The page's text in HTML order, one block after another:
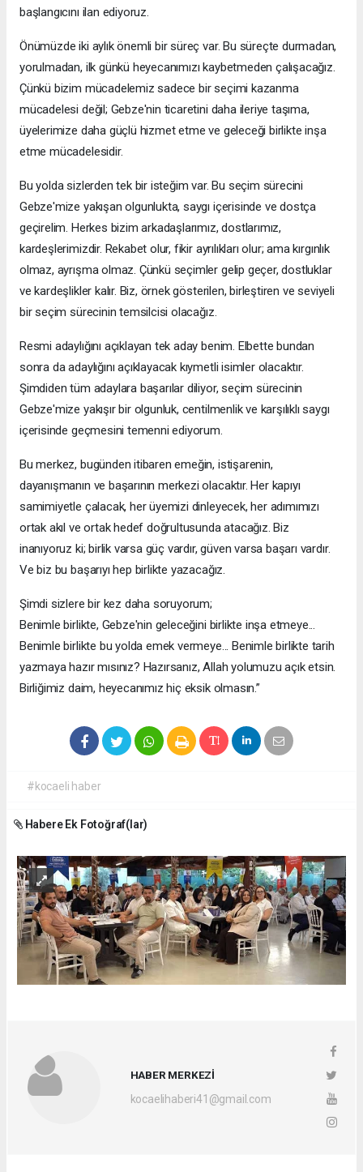
başlangıcını ilan ediyoruz.
Önümüzde iki aylık önemli bir süreç var. Bu süreçte durmadan,
yorulmadan, ilk günkü heyecanımızı kaybetmeden çalışacağız.
Çünkü bizim mücadelemiz sadece bir seçimi kazanma
mücadelesi değil; Gebze'nin ticaretini daha ileriye taşıma,
üyelerimize daha güçlü hizmet etme ve geleceği birlikte inşa
etme mücadelesidir.
Bu yolda sizlerden tek bir isteğim var. Bu seçim sürecini
Gebze'mize yakışan olgunlukta, saygı içerisinde ve dostça
geçirelim. Herkes bizim arkadaşlarımız, dostlarımız,
kardeşlerimizdir. Rekabet olur, fikir ayrılıkları olur; ama kırgınlık
olmaz, ayrışma olmaz. Çünkü seçimler gelip geçer, dostluklar
ve kardeşlikler kalır. Biz, örnek gösterilen, birleştiren ve seviyeli
bir seçim sürecinin temsilcisi olacağız.
Resmi adaylığını açıklayan tek aday benim. Elbette bundan
sonra da adaylığını açıklayacak kıymetli isimler olacaktır.
Şimdiden tüm adaylara başarılar diliyor, seçim sürecinin
Gebze'mize yakışır bir olgunluk, centilmenlik ve karşılıklı saygı
içerisinde geçmesini temenni ediyorum.
Bu merkez, bugünden itibaren emeğin, istişarenin,
dayanışmanın ve başarının merkezi olacaktır. Her kapıyı
samimiyetle çalacak, her üyemizi dinleyecek, her adımımızı
ortak akıl ve ortak hedef doğrultusunda atacağız. Biz
inanıyoruz ki; birlik varsa güç vardır, güven varsa başarı vardır.
Ve biz bu başarıyı hep birlikte yazacağız.
Şimdi sizlere bir kez daha soruyorum;
Benimle birlikte, Gebze'nin geleceğini birlikte inşa etmeye...
Benimle birlikte bu yolda emek vermeye... Benimle birlikte tarih
yazmaya hazır mısınız? Hazırsanız, Allah yolumuzu açık etsin.
Birliğimiz daim, heyecanımız hiç eksik olmasın.”
#kocaeli haber
Habere Ek Fotoğraf(lar)
HABER MERKEZİ
kocaelihaberi41@gmail.com